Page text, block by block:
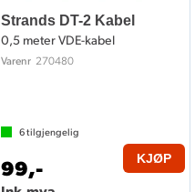
Strands DT-2 Kabel
0,5 meter VDE-kabel
Varenr 270480
6tilgjengelig
99,- KJØP